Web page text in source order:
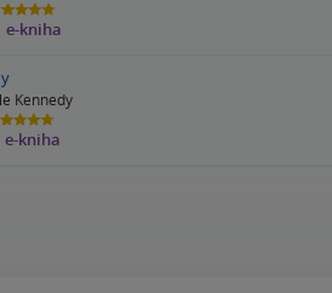
e-kniha
Kennedy
e-kniha